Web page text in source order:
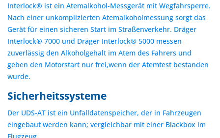
Interlock® ist ein Atemalkohol-Messgerät mit Wegfahrsperre.
Nach einer unkomplizierten Atemalkoholmessung sorgt das
Gerät für einen sicheren Start im Straßenverkehr. Dräger
Interlock® 7000 und Dräger Interlock® 5000 messen
zuverlässig den Alkoholgehalt im Atem des Fahrers und
geben den Motorstart nur frei,wenn der Atemtest bestanden
wurde.
Sicherheitssysteme
Der UDS-AT ist ein Unfalldatenspeicher, der in Fahrzeugen
eingebaut werden kann; vergleichbar mit einer Blackbox im